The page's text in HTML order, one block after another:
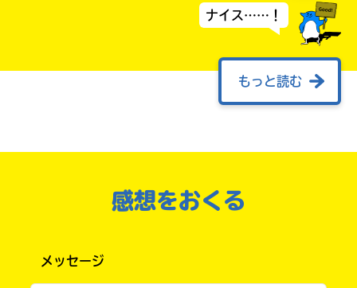
このマチのことを
ナイス……！
もっと読む
初めまして、通りすがりの歴バスファンの者で
試し読みも無事に出たということで(？)【＃あ
あの人＝礼？なら花の名前だと予想。また、フ
ジやアヤメは紫色の花の名前という共通点。
感想をおくる
メッセージ
ご
内
籍
入
の